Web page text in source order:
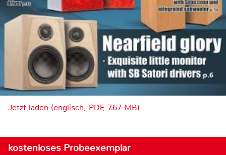
Jetzt laden (englisch, PDF, 7.67 MB)
kostenloses Probeexemplar